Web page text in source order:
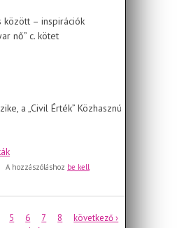
között – inspirációk
nő” c. kötet
a „Civil Érték” Közhasznú
szeptember 11-i
A hozzászóláshoz be kell
5 6 7 8
következő ›